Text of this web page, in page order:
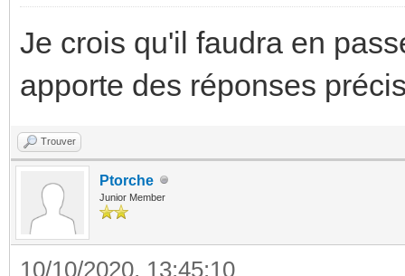
Je crois qu'il faudra en
apporte des réponses
Trouver
Ptorche
Junior Member
10/10/2020, 13:45:10